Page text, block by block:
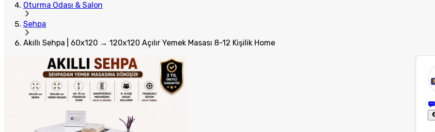
Oturma Odası & Salon
Sehpa
Akıllı Sehpa | 60x120 → 120x120 Açılır Yemek Masası 8-12 Kişilik Home